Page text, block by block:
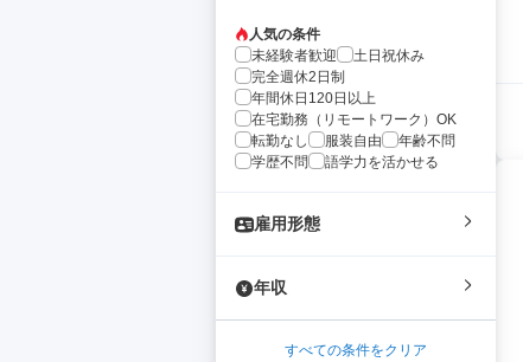
人気の条件
未経験者歓迎
土日祝休み
完全週休2日制
年間休日120日以上
在宅勤務（リモートワーク）OK
転勤なし
服装自由
年齢不問
学歴不問
語学力を活かせる
雇用形態
年収
すべての条件をクリア